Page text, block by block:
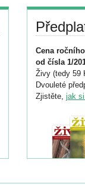
Cena
od čísla 1/
Živy (tedy 59
Dvouleté
Zjistěte, jak